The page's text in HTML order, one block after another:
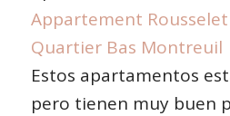
Appartement
Quartier Bas Montreuil
Estos apartamentos
pero tienen muy buen